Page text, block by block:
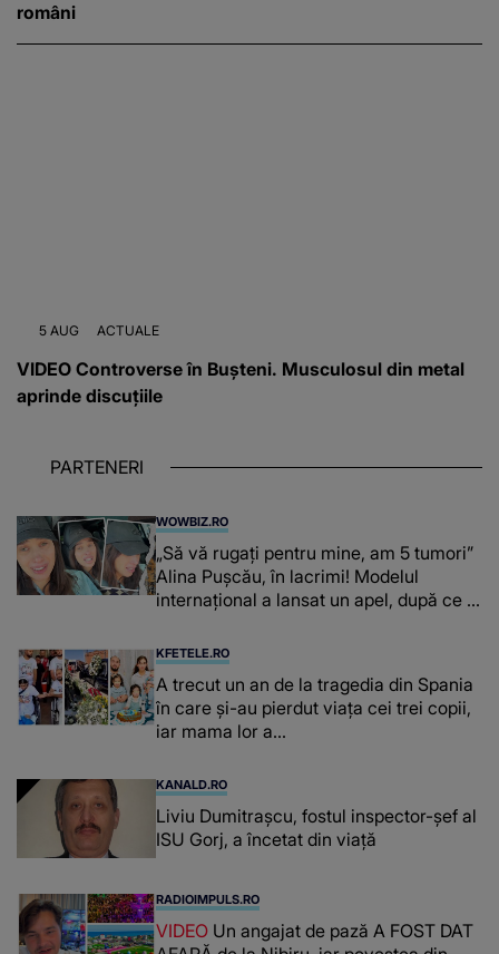
români
5 AUG ACTUALE
VIDEO Controverse în Bușteni. Musculosul din metal
aprinde discuțiile
PARTENERI
WOWBIZ.RO
„Să vă rugați pentru mine, am 5 tumori”
Alina Pușcău, în lacrimi! Modelul
internațional a lansat un apel, după ce a
KFETELE.RO
A trecut un an de la tragedia din Spania
în care și-au pierdut viața cei trei copii,
iar mama lor a…
KANALD.RO
Liviu Dumitrașcu, fostul inspector-șef al
ISU Gorj, a încetat din viață
RADIOIMPULS.RO
VIDEO Un angajat de pază A FOST DAT